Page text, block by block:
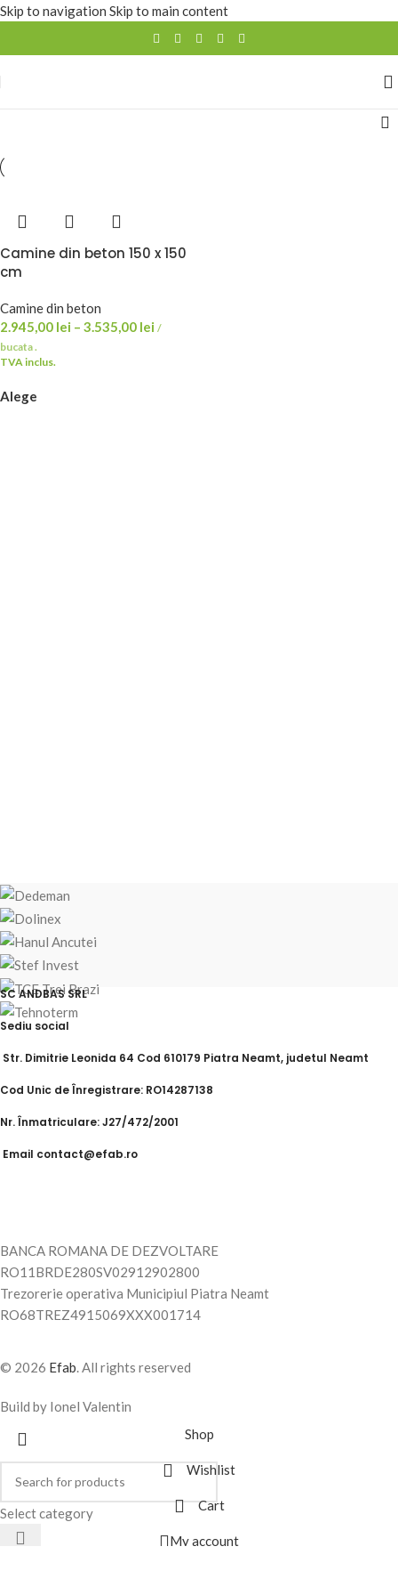
Skip to navigation Skip to main content
Camine din beton 150 x 150
cm
Camine din beton
2.945,00 lei – 3.535,00 lei /
bucata .
TVA inclus.
Alege
SC ANDBAS SRL
Sediu social
Str. Dimitrie Leonida 64 Cod 610179 Piatra Neamt, judetul Neamt
Cod Unic de Înregistrare: RO14287138
Nr. Înmatriculare: J27/472/2001
Email contact@efab.ro
BANCA ROMANA DE DEZVOLTARE
RO11BRDE280SV02912902800
Trezorerie operativa Municipiul Piatra Neamt
RO68TREZ4915069XXX001714
© 2026 Efab. All rights reserved
Build by Ionel Valentin
Select category
Shop
Wishlist
Cart
My account